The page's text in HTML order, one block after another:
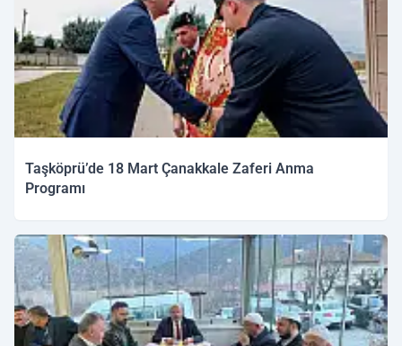
Taşköprü’de 18 Mart Çanakkale Zaferi Anma
Programı